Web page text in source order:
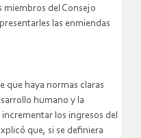
miembros del Consejo
las enmiendas
que haya normas claras
humano y la
los ingresos del
que, si se definiera